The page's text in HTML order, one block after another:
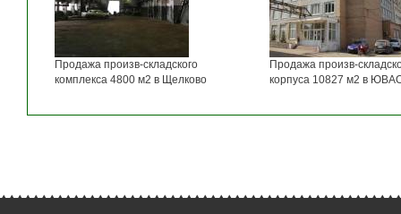
Продажа произв-складского
комплекса 4800 м2 в Щелково
Продажа произв-
корпуса 10827 м2 в